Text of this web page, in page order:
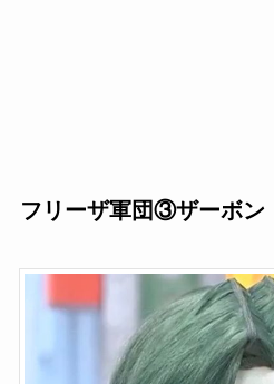
フリーザ軍団③ザーボン